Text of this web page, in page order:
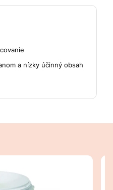
a nízky účinný obsah